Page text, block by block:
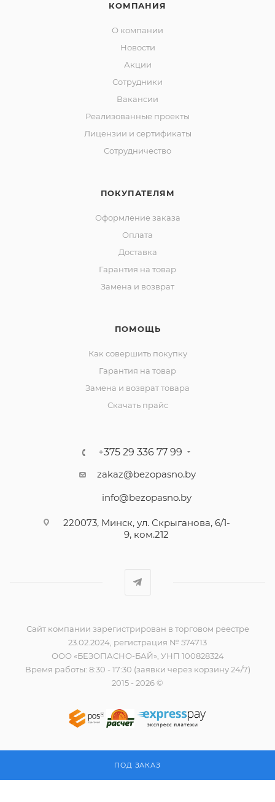
ПОД ЗАКАЗ
КОМПАНИЯ
О компании
Новости
Акции
Сотрудники
Вакансии
Реализованные проекты
Лицензии и сертификаты
Сотрудничество
ПОКУПАТЕЛЯМ
Оформление заказа
Оплата
Доставка
Гарантия на товар
Замена и возврат
ПОМОЩЬ
Как совершить покупку
Гарантия на товар
Замена и возврат товара
Скачать прайс
+375 29 336 77 99
zakaz@bezopasno.by
info@bezopasno.by
220073, Минск, ул. Скрыганова, 6/1-
9, ком.212
Сайт компании зарегистрирован в торговом реестре
23.02.2024, регистрация № 574713
ООО «БЕЗОПАСНО-БАЙ», УНП 100828324
Время работы: 8:30 - 17:30 (заявки через корзину 24/7)
2015 - 2026 ©